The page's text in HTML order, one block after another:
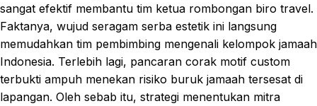
sangat efektif membantu tim ketua rombongan biro travel.
Faktanya, wujud seragam serba estetik ini langsung
memudahkan tim pembimbing mengenali kelompok jamaah
Indonesia. Terlebih lagi, pancaran corak motif custom
terbukti ampuh menekan risiko buruk jamaah tersesat di
lapangan. Oleh sebab itu, strategi menentukan mitra